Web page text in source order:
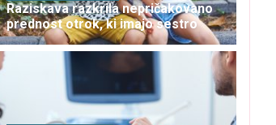
Raziskava razkrila nepričakovano
prednost otrok, ki imajo sestro